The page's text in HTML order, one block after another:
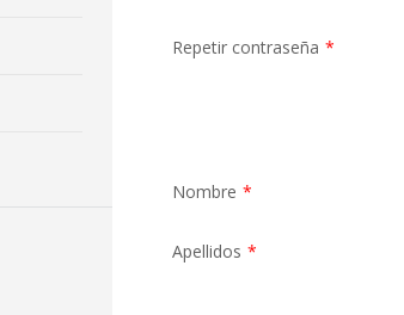
Repetir contraseña *
Nombre *
Apellidos *